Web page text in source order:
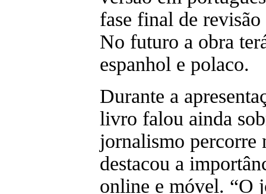
fase final de
No futuro a obra
espanhol e polaco.
Durante a
livro falou ainda
jornalismo percorre
destacou a
online e móvel. “O